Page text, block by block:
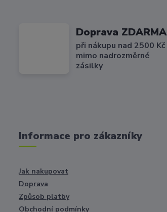
Doprava ZDARMA
při nákupu nad 2500 Kč
mimo nadrozměrné
zásilky
Informace pro zákazníky
Jak nakupovat
Doprava
Způsob platby
Obchodní podmínky